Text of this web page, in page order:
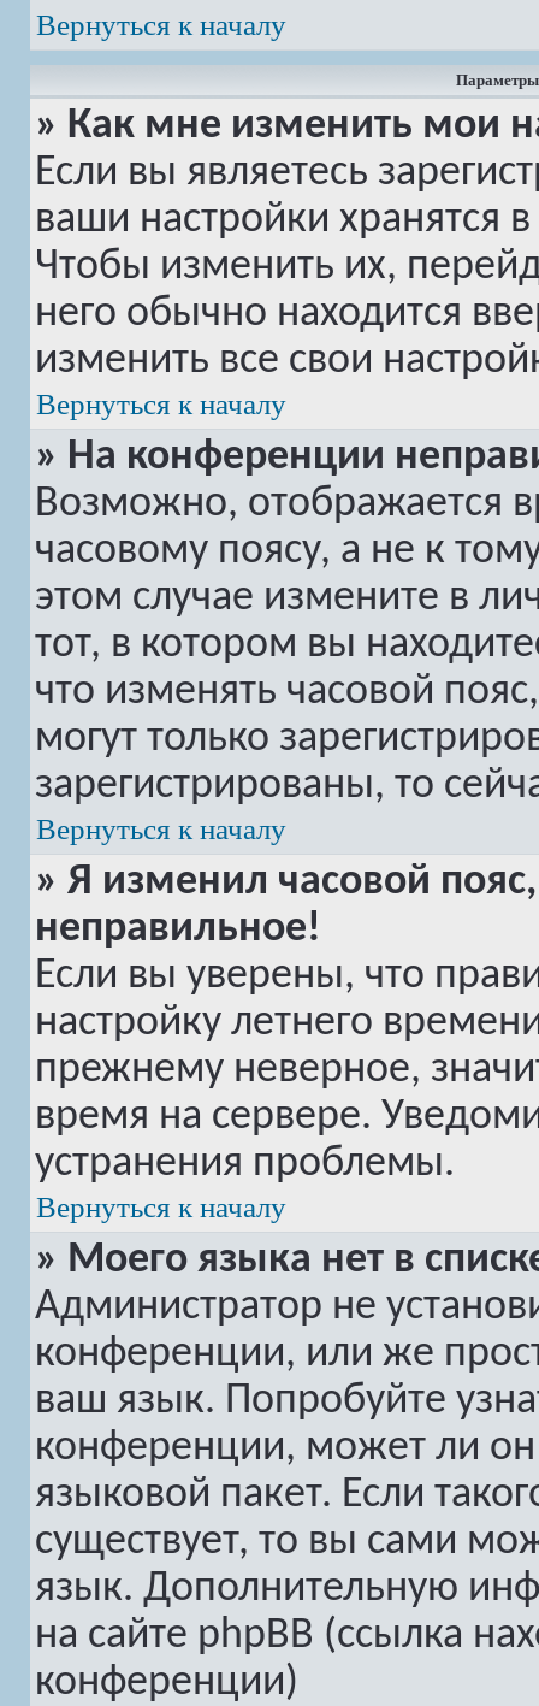
Вернуться к началу
Параметры
» Как мне изменить мои
Если вы являетесь
ваши настройки хранятся
Чтобы изменить их,
него обычно находится
изменить все свои
Вернуться к началу
» На конференции
Возможно, отображается
часовому поясу, а не к
этом случае измените в
тот, в котором вы
что изменять часовой
могут только
зарегистрированы, то
Вернуться к началу
» Я изменил часовой
неправильное!
Если вы уверены, что
настройку летнего
прежнему неверное,
время на сервере.
устранения проблемы.
Вернуться к началу
» Моего языка нет в
Администратор не
конференции, или же
ваш язык. Попробуйте
конференции, может ли
языковой пакет. Если
существует, то вы сами
язык. Дополнительную
на сайте phpBB (ссылка
конференции)